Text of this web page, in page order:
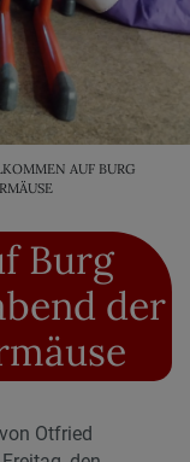
AUF BURG
Burg
der
Otfried